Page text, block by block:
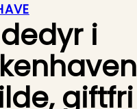
i
giftfri